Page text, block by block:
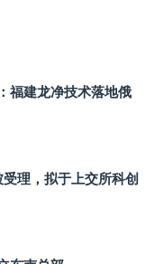
福建龙净技术落地俄
受理，拟于上交所科创